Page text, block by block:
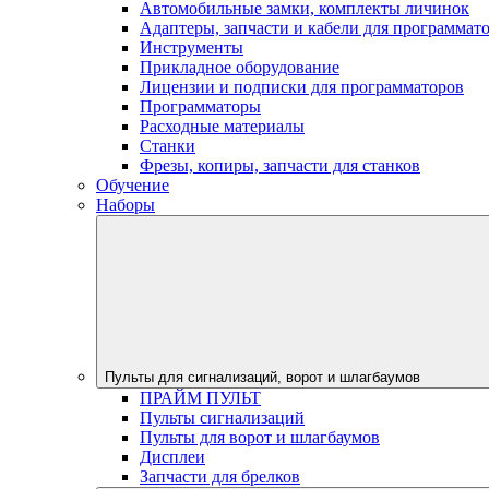
Автомобильные замки, комплекты личинок
Адаптеры, запчасти и кабели для
Инструменты
Прикладное оборудование
Лицензии и подписки для программаторов
Программаторы
Расходные материалы
Станки
Фрезы, копиры, запчасти для станков
Обучение
Наборы
Пульты для сигнализаций, ворот и шлагбаумов
ПРАЙМ ПУЛЬТ
Пульты сигнализаций
Пульты для ворот и шлагбаумов
Дисплеи
Запчасти для брелков